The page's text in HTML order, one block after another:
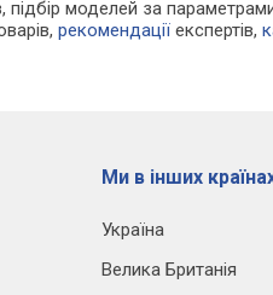
підбір моделей за
рекомендації експертів,
Ми в інших
Україна
Велика Британія